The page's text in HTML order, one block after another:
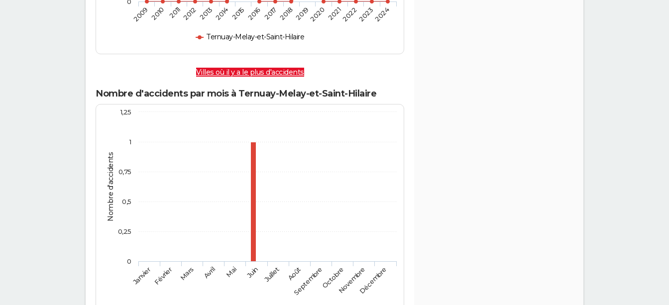
Ternuay-Melay-et-Saint-Hilaire
2009 2010 20112012 2013 2014 2015 2016 2017 201820192020 2021202220232024
Villes où il y a le plus d'accidents
Nombre d'accidents par mois à Ternuay-Melay-et-Saint-Hilaire
Nombre d'accidents
JanvierFévrier Mars Avril Mai Juin Juillet Août
SeptembreOctobreNovembreDécembre
0
1
0,25
0,5
0,75
1,25